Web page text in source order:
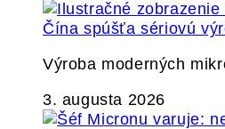
Čína spúšťa sériovú
Výroba moderných
3. augusta 2026